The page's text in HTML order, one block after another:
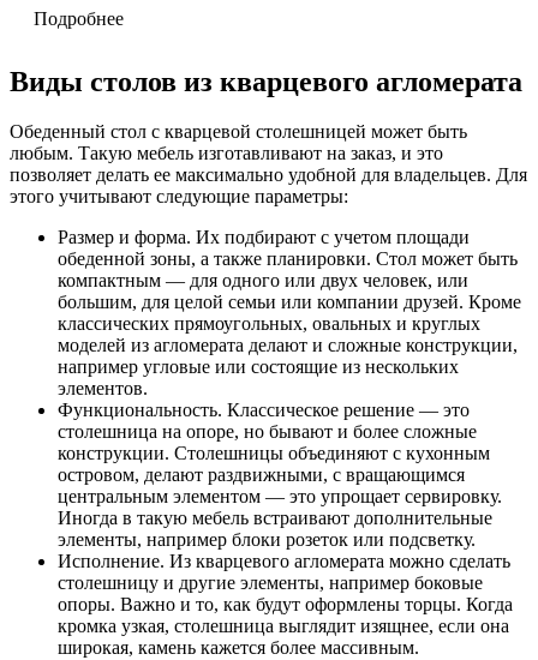
Подробнее
Виды столов из кварцевого агломерата
Обеденный стол с кварцевой столешницей может быть
любым. Такую мебель изготавливают на заказ, и это
позволяет делать ее максимально удобной для владельцев. Для
этого учитывают следующие параметры:
Размер и форма. Их подбирают с учетом площади
обеденной зоны, а также планировки. Стол может быть
компактным — для одного или двух человек, или
большим, для целой семьи или компании друзей. Кроме
классических прямоугольных, овальных и круглых
моделей из агломерата делают и сложные конструкции,
например угловые или состоящие из нескольких
элементов.
Функциональность. Классическое решение — это
столешница на опоре, но бывают и более сложные
конструкции. Столешницы объединяют с кухонным
островом, делают раздвижными, с вращающимся
центральным элементом — это упрощает сервировку.
Иногда в такую мебель встраивают дополнительные
элементы, например блоки розеток или подсветку.
Исполнение. Из кварцевого агломерата можно сделать
столешницу и другие элементы, например боковые
опоры. Важно и то, как будут оформлены торцы. Когда
кромка узкая, столешница выглядит изящнее, если она
широкая, камень кажется более массивным.